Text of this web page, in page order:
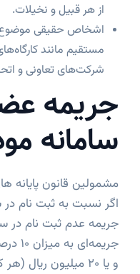
از هر قبیل و نخیلات.
مستقیم مانند
شرکت‌های تعاونی و
جریمه
سامانه
مشمولین قانون پایانه
اگر نسبت به ثبت نام در
جریمه عدم ثبت نام در
و یا 20 میلیون